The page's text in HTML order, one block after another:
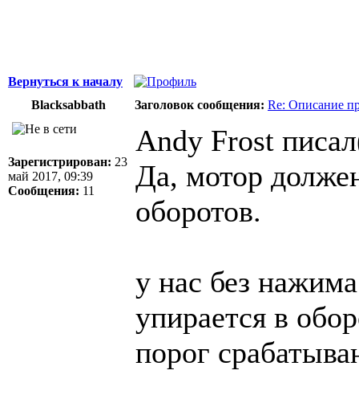
Вернуться к началу
Blacksabbath
Заголовок сообщения: Re: Описание
Зарегистрирован: 23
май 2017, 09:39
Сообщения: 11
Andy Frost
Да, мотор
оборотов.
у нас без
упирается в
порог